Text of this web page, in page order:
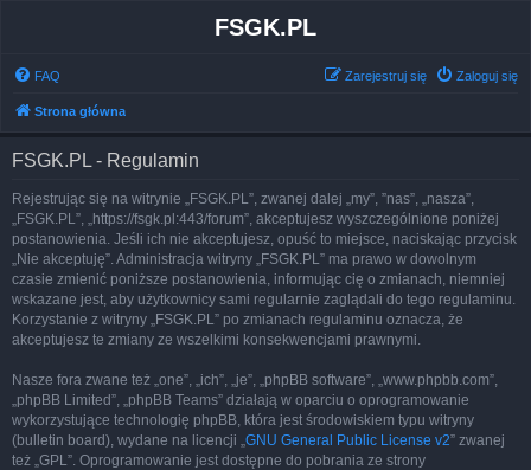
FSGK.PL
FAQ Zaloguj się
Zarejestruj się
Strona główna
FSGK.PL - Regulamin
Rejestrując się na witrynie „FSGK.PL”, zwanej dalej „my”, ”nas”, „nasza”,
„FSGK.PL”, „https://fsgk.pl:443/forum”, akceptujesz wyszczególnione poniżej
postanowienia. Jeśli ich nie akceptujesz, opuść to miejsce, naciskając przycisk
„Nie akceptuję”. Administracja witryny „FSGK.PL” ma prawo w dowolnym
czasie zmienić poniższe postanowienia, informując cię o zmianach, niemniej
wskazane jest, aby użytkownicy sami regularnie zaglądali do tego regulaminu.
Korzystanie z witryny „FSGK.PL” po zmianach regulaminu oznacza, że
akceptujesz te zmiany ze wszelkimi konsekwencjami prawnymi.
Nasze fora zwane też „one”, „ich”, „je”, „phpBB software”, „www.phpbb.com”,
„phpBB Limited”, „phpBB Teams” działają w oparciu o oprogramowanie
wykorzystujące technologię phpBB, która jest środowiskiem typu witryny
(bulletin board), wydane na licencji „GNU General Public License v2” zwanej
też „GPL”. Oprogramowanie jest dostępne do pobrania ze strony